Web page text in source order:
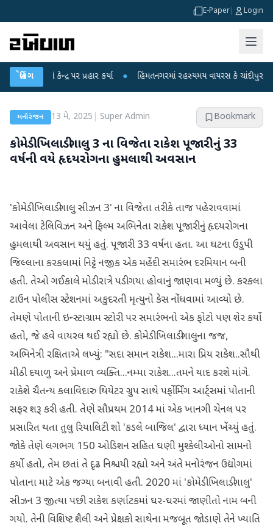
E-Paper Login
બ્રેકિંગ
કેન્દ્ર પર પ્રહાર કર્યા ● હિંમતનગરમાં રહસ્યમય વાયરસ કે ચાંદીપુરા? 6
મનોરંજન 13 મે, 2025 Super Admin Bookmark
કોમેડી ખિલાડીગાલુ 3 ના વિજેતા રાકેશ પૂજારીનું 33
વર્ષની વયે હૃદયરોગના હુમલાથી અવસાન
'કોમેડી ખિલાડીગાલુ સીઝન 3' ના વિજેતા તરીકે તાજ પહેરાવવામાં
આવેલા ટેલિવિઝન અને ફિલ્મ અભિનેતા રાકેશ પૂજારીનું હૃદયરોગના
હુમલાથી અવસાન થયું હતું. પૂજારી 33 વર્ષના હતા. આ ઘટના ઉડુપી
જિલ્લાના કરકલામાં નિટ્ટે નજીક એક મહેંદી સમારંભ દરમિયાન બની
હતી. તેઓ ગઈકાલે મોડી રાત્રે પડી ગયા હોવાનું જાણવા મળ્યું છે. કરકલા
ટાઉન પોલીસ સ્ટેશનમાં અકુદરતી મૃત્યુનો કેસ નોંધવામાં આવ્યો છે.
તેમણે પોતાની ઇન્સ્ટાગ્રામ સ્ટોરી પર સમારંભનો એક ફોટો પણ શેર કર્યો
હતો, જે હવે વાયરલ થઈ રહ્યો છે. કોમેડી ખિલાડીગાલુના જજ,
અભિનેત્રી રક્ષિતાએ લખ્યું: "સદા સમાન રાકેશ...મારા પ્રિય રાકેશ..સૌથી
મીઠી દયાળુ અને પ્રેમાળ વ્યક્તિ...નમ્મા રાકેશ...તમને યાદ કરશે માંગે.
રાકેશે ચૈતન્ય કલાવિદારુ થિયેટર ગ્રુપ સાથે પર્ફોર્મિંગ આર્ટ્સમાં પોતાની
સફર શરૂ કરી હતી. તેણે સૌપ્રથમ 2014 માં એક ખાનગી ચેનલ પર
પ્રસારિત થતા તુલુ રિયાલિટી શો 'કડલે બાજિલ' દ્વારા ધ્યાન ખેંચ્યું હતું.
જોકે તેણે લગભગ 150 ઓડિશન સહિત ઘણી મુશ્કેલીઓનો સામનો
કર્યો હતો, તેમ છતાં તે દૃઢ નિશ્ચયી રહ્યો અને અંતે મનોરંજન ઉદ્યોગમાં
પોતાના માટે એક જગ્યા બનાવી હતી. 2020 માં 'કોમેડી ખિલાડીગાલુ'
સીઝન 3 જીત્યા પછી રાકેશ કર્ણાટકમાં ઘર-ઘરમાં જાણીતો નામ બની
ગયો. તેની વિશિષ્ટ શૈલી અને પ્રેક્ષકો સાથેના મજબૂત જોડાણે તેને ખ્યાતિ